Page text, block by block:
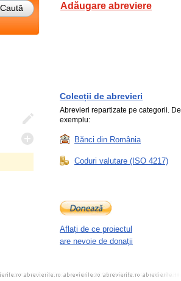
Adăugare abreviere
Colecții de abrevieri
Abrevieri repartizate pe categorii. De
exemplu:
Bănci din România
Coduri valutare (ISO 4217)
Aflați de ce proiectul
are nevoie de donații